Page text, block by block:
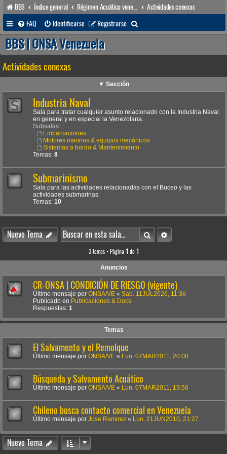
BBS Índice general Régimen Acuático venezolano
Actividades conexas
FAQ
Identificarse Registrarse
u
a
r
BBS | ONSA Venezuela
Actividades conexas
▼ Sección
Industria Naval
Sala para tratar cualquier asunto relacionado con la Industria Naval
en general y en especial la Venezolana.
Subsalas:
Embarcaciones
Motores marinos & equipos mecánicos
Sistemas a bordo & Mantenimiento
Temas: 8
Submarinismo
Sala para las actividades relacionadas con el Buceo y las
actividades submarinas.
Temas: 10
Nuevo Tema BuscarBúsqueda avanzada
3 temas • Página 1 de 1
Anuncios
CR-ONSA | CONDICIÓN DE RIESGO (vigente)
Último mensaje por ONSA/VE « Sab. 11JUL2026, 11:36
Publicado en Publicaciones & Docs.
Respuestas: 1
Temas
El Salvamento y el Remolque
Último mensaje por ONSA/VE « Lun. 07MAR2011, 20:00
Búsqueda y Salvamento Acuático
Último mensaje por ONSA/VE « Lun. 07MAR2011, 19:56
Chileno busca contacto comercial en Venezuela
Último mensaje por Jose Ramirez « Lun. 21JUN2010, 21:27
Nuevo Tema